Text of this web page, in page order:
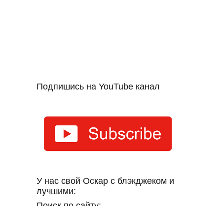
Подпишись на YouTube канал
У нас свой Оскар с блэкджеком и
лучшими: